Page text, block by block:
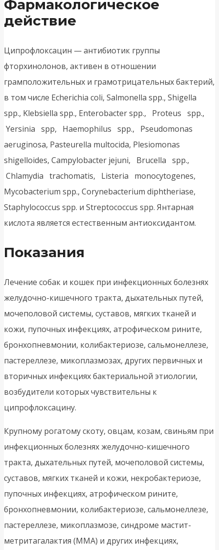
Фармакологическое
действие
Ципрофлоксацин — антибиотик группы
фторхинолонов, активен в отношении
грамположительных и грамотрицательных бактерий,
в том числе Echerichia coli, Salmonella spp., Shigella
spp., Klebsiella spp., Enterobacter spp., Proteus spp.,
Yersinia spp, Haemophilus spp., Pseudomonas
aeruginosa, Pasteurella multocida, Plesiomonas
shigelloides, Campylobacter jejuni, Brucella spp.,
Chlamydia trachomatis, Listeria monocytogenes,
Mycobacterium spp., Corynebacterium diphtheriase,
Staphylococcus spp. и Streptococcus spp. Янтарная
кислота является естественным антиоксидантом.
Показания
Лечение собак и кошек при инфекционных болезнях
желудочно-кишечного тракта, дыхательных путей,
мочеполовой системы, суставов, мягких тканей и
кожи, пупочных инфекциях, атрофическом рините,
бронхопневмонии, колибактериозе, сальмонеллезе,
пастереллезе, микоплазмозах, других первичных и
вторичных инфекциях бактериальной этиологии,
возбудители которых чувствительны к
ципрофлоксацину.
Крупному рогатому скоту, овцам, козам, свиньям при
инфекционных болезнях желудочно-кишечного
тракта, дыхательных путей, мочеполовой системы,
суставов, мягких тканей и кожи, некробактериозе,
пупочных инфекциях, атрофическом рините,
бронхопневмонии, колибактериозе, сальмонеллезе,
пастереллезе, микоплазмозе, синдроме мастит-
метритагалактия (ММА) и других инфекциях,